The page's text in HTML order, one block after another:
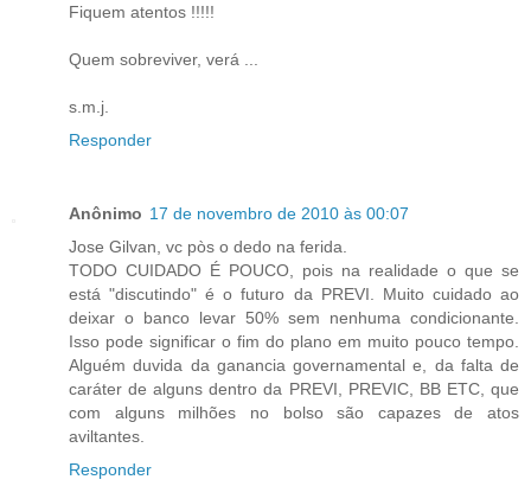
Fiquem atentos !!!!!
Quem sobreviver, verá ...
s.m.j.
Responder
Anônimo 17 de novembro de 2010 às 00:07
Jose Gilvan, vc pòs o dedo na ferida.
TODO CUIDADO É POUCO, pois na realidade o que se
está "discutindo" é o futuro da PREVI. Muito cuidado ao
deixar o banco levar 50% sem nenhuma condicionante.
Isso pode significar o fim do plano em muito pouco tempo.
Alguém duvida da ganancia governamental e, da falta de
caráter de alguns dentro da PREVI, PREVIC, BB ETC, que
com alguns milhões no bolso são capazes de atos
aviltantes.
Responder